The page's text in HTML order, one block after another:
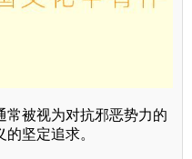
常被视为对抗邪恶势力的
坚定追求。